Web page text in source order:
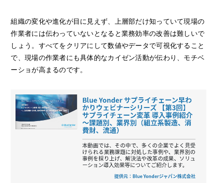
組織の変化や進化が目に見えず、上層部だけ知っていて現場の
作業者には伝わっていないとなると業務効率の改善は難しいで
しょう。すべてをクリアにして数値やデータで可視化すること
で、現場の作業者にも具体的なカイゼン活動が伝わり、モチベ
ーショが高まるのです。